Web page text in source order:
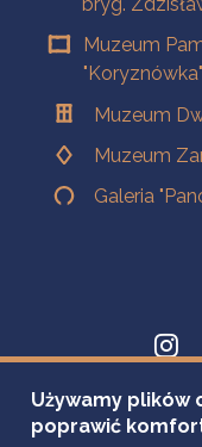
Muzeum
Muzeum
Muzeum
Galeria
Używamy plików
poprawić